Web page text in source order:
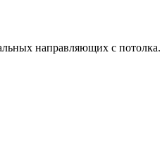
направляющих с потолка.